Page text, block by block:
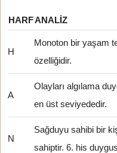
HARFANALIZ
H
Monoton bir yaşam
özelliğidir.
A
Olayları algılama
en üst seviyededir.
N
Sağduyu sahibi bir
sahiptir. 6. his